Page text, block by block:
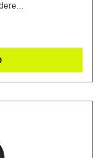
Luftfilter für
er eine lange
Halten Sie Ihren
vermeiden, bieten
oder in